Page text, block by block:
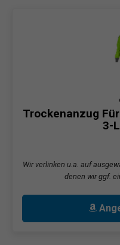
Trockenanzug
3-
Wir verlinken u.a. auf
denen wir ggf.